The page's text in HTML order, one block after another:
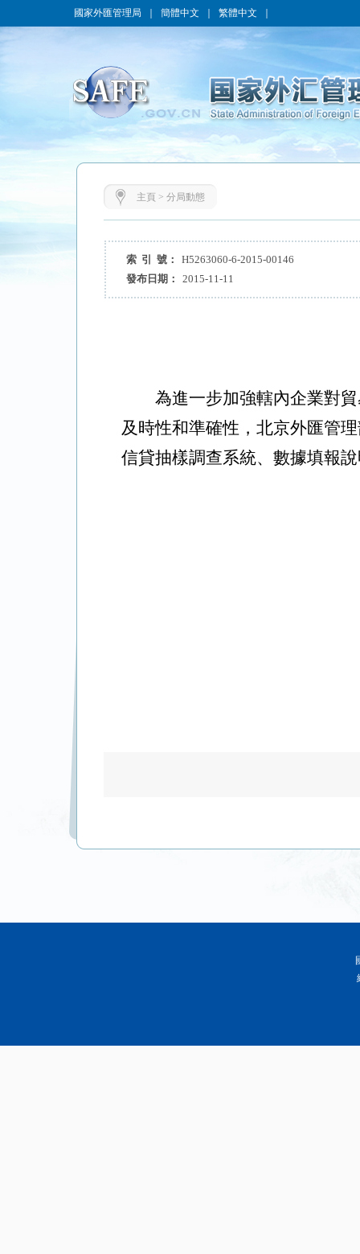
國家外匯管理局 簡體中文 繁體中文
主頁 > 分局動態
索 引 號：
H5263060-6-2015-00146
發布日期：
2015-11-11
為進一步加強轄內企業對
及時性和準確性，北京外匯管
信貸抽樣調查系統、數據填報